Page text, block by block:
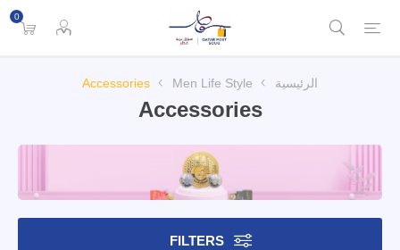
0
الرئيسية Men Life Style
Accessories
Accessories
FILTERS